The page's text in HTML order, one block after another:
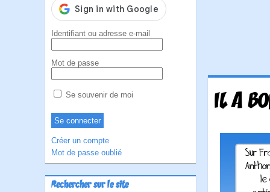
Identifiant ou adresse e-mail
Mot de passe
Se souvenir de moi
Créer un compte
Mot de passe oublié
Rechercher sur le site
IL A